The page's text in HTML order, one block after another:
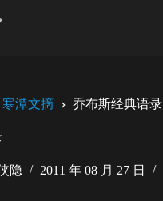
寒潭文摘 乔布斯经典语录
隐 2011 年 08 月 27 日